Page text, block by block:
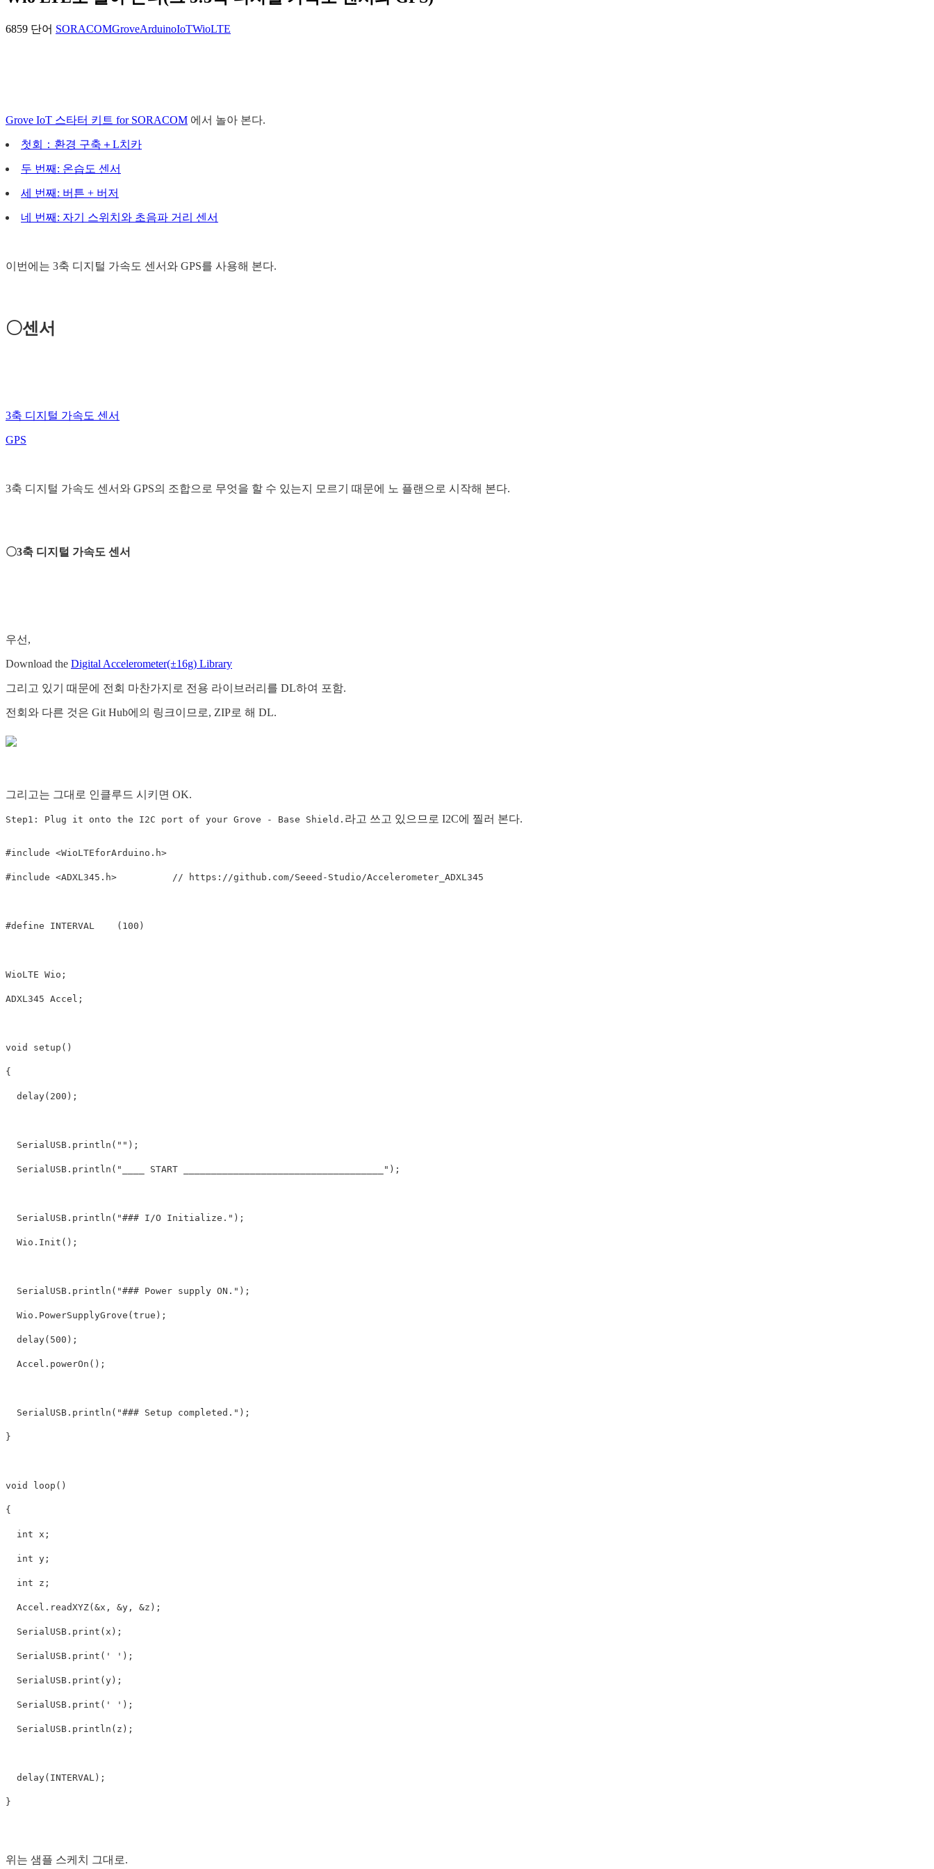
6859 단어 SORACOMGroveArduinoIoTWioLTE
Grove IoT 스타터 키트 for SORACOM 에서 놀아 본다.
첫회：환경 구축＋L치카
두 번째: 온습도 센서
세 번째: 버튼 + 버저
네 번째: 자기 스위치와 초음파 거리 센서
이번에는 3축 디지털 가속도 센서와 GPS를 사용해 본다.
〇센서
3축 디지털 가속도 센서
GPS
3축 디지털 가속도 센서와 GPS의 조합으로 무엇을 할 수 있는지 모르기 때문에 노 플랜으로 시작해 본다.
〇3축 디지털 가속도 센서
우선,
Download the Digital Accelerometer(±16g) Library
그리고 있기 때문에 전회 마찬가지로 전용 라이브러리를 DL하여 포함.
전회와 다른 것은 Git Hub에의 링크이므로, ZIP로 해 DL.
그리고는 그대로 인클루드 시키면 OK.
Step1: Plug it onto the I2C port of your Grove - Base Shield. 라고 쓰고 있으므로 I2C에 찔러 본다.
#include <WioLTEforArduino.h>
#include <ADXL345.h>          // https://github.com/Seeed-Studio/Accelerometer_ADXL345
#define INTERVAL    (100)
WioLTE Wio;
ADXL345 Accel;
void setup()
{
  delay(200);
  SerialUSB.println("");
  SerialUSB.println("____ START ____________________________________");
  SerialUSB.println("### I/O Initialize.");
  Wio.Init();
  SerialUSB.println("### Power supply ON.");
  Wio.PowerSupplyGrove(true);
  delay(500);
  Accel.powerOn();
  SerialUSB.println("### Setup completed.");
}
void loop()
{
  int x;
  int y;
  int z;
  Accel.readXYZ(&x, &y, &z);
  SerialUSB.print(x);
  SerialUSB.print(' ');
  SerialUSB.print(y);
  SerialUSB.print(' ');
  SerialUSB.println(z);
  delay(INTERVAL);
위는 샘플 스케치 그대로.